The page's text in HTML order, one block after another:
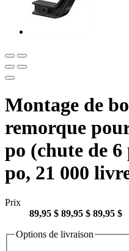
Montage de
remorque
po (chute de 6
po, 21 000
Prix
89,95 $ 89,95 $ 89,95 $
Options de livraison